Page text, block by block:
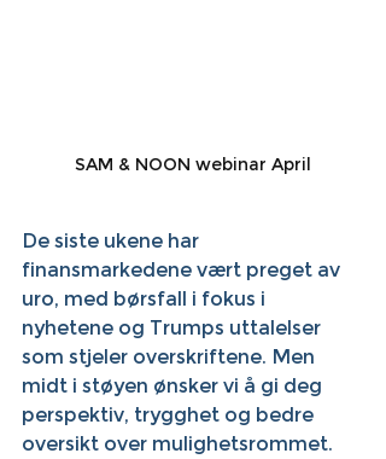
SAM & NOON webinar April
De siste ukene har
finansmarkedene vært preget av
uro, med børsfall i fokus i
nyhetene og Trumps uttalelser
som stjeler overskriftene. Men
midt i støyen ønsker vi å gi deg
perspektiv, trygghet og bedre
oversikt over mulighetsrommet.